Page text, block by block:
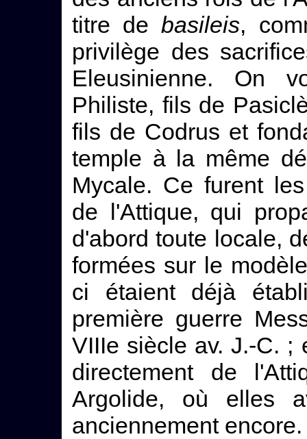
titre debasileis,
privilège des
Eleusinienne. On
Philiste, fils de
fils de Codrus et
temple à la même
Mycale. Ce furent
de l'Attique, qui
d'abord toute locale,
formées sur le
ci étaient déjà
première guerre
VIIIe siècle av. J.-C. ;
directement de
Argolide, où elles
anciennement encore.